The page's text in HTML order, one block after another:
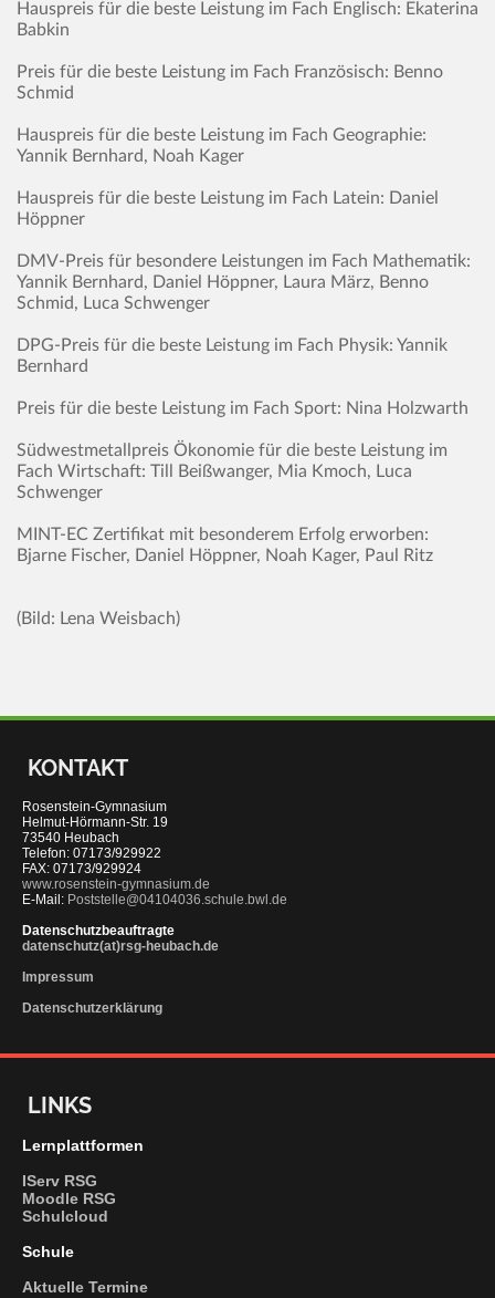
Hauspreis für die beste Leistung im Fach Englisch: Ekaterina
Babkin
Preis für die beste Leistung im Fach Französisch: Benno
Schmid
Hauspreis für die beste Leistung im Fach Geographie:
Yannik Bernhard, Noah Kager
Hauspreis für die beste Leistung im Fach Latein: Daniel
Höppner
DMV-Preis für besondere Leistungen im Fach Mathematik:
Yannik Bernhard, Daniel Höppner, Laura März, Benno
Schmid, Luca Schwenger
DPG-Preis für die beste Leistung im Fach Physik: Yannik
Bernhard
Preis für die beste Leistung im Fach Sport: Nina Holzwarth
Südwestmetallpreis Ökonomie für die beste Leistung im
Fach Wirtschaft: Till Beißwanger, Mia Kmoch, Luca
Schwenger
MINT-EC Zertifikat mit besonderem Erfolg erworben:
Bjarne Fischer, Daniel Höppner, Noah Kager, Paul Ritz
(Bild: Lena Weisbach)
KONTAKT
Rosenstein-Gymnasium
Helmut-Hörmann-Str. 19
73540 Heubach
Telefon: 07173/929922
FAX: 07173/929924
www.rosenstein-gymnasium.de
E-Mail: Poststelle@04104036.schule.bwl.de
Datenschutzbeauftragte
datenschutz(at)rsg-heubach.de
Impressum
Datenschutzerklärung
LINKS
Lernplattformen
IServ RSG
Moodle RSG
Schulcloud
Schule
Aktuelle Termine